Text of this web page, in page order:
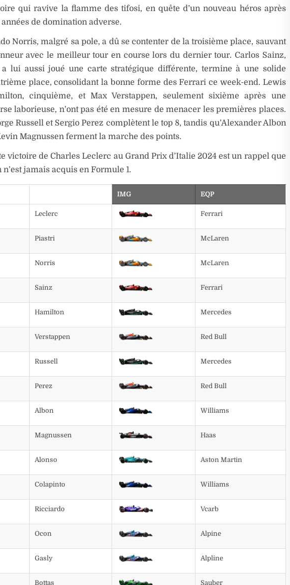
qui ravive la flamme des tifosi, en quête d’un nouveau héros après
années de domination adverse.
Norris, malgré sa pole, a dû se contenter de la troisième place, sauvant
avec le meilleur tour en course lors du dernier tour. Carlos Sainz,
lui aussi joué une carte stratégique différente, termine à une solide
place, consolidant la bonne forme des Ferrari ce week-end. Lewis
cinquième, et Max Verstappen, seulement sixième après une
laborieuse, n’ont pas été en mesure de menacer les premières places.
Russell et Sergio Perez complètent le top 8, tandis qu’Alexander Albon
Magnussen ferment la marche des points.
victoire de Charles Leclerc au Grand Prix d’Italie 2024 est un rappel que
n’est jamais acquis en Formule 1.
IMG EQP
Leclerc Ferrari
Piastri McLaren
Norris McLaren
Sainz Ferrari
Hamilton Mercedes
Verstappen Red Bull
Russell Mercedes
Perez Red Bull
Albon Williams
Magnussen Haas
Alonso Aston Martin
Colapinto Williams
Ricciardo Vcarb
Ocon Alpine
Gasly Alpline
Bottas Sauber